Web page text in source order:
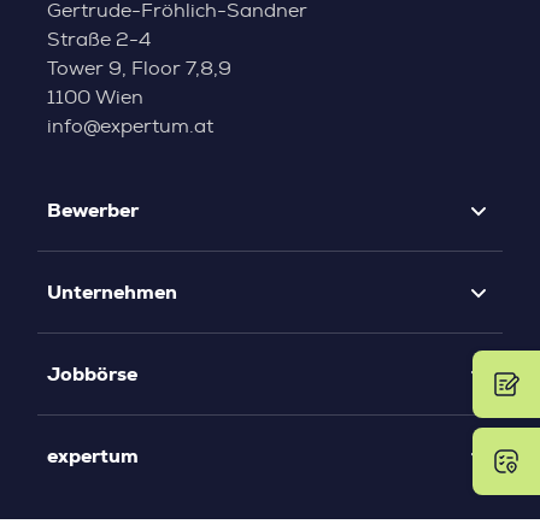
Gertrude-Fröhlich-Sandner
Straße 2-4
Tower 9, Floor 7,8,9
1100 Wien
info@expertum.at
Bewerber
Unternehmen
Jobbörse
expertum